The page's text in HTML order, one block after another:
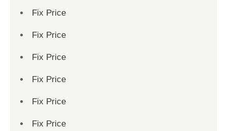
Fix Price
Fix Price
Fix Price
Fix Price
Fix Price
Fix Price